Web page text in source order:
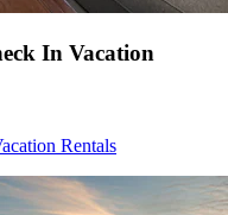
In Vacation
Rentals